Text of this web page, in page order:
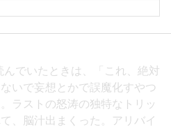
んでいたときは、「これ、絶対
いで妄想とかで誤魔化すやつ
ラストの怒涛の独特なトリッ
、脳汁出まくった。アリバイ